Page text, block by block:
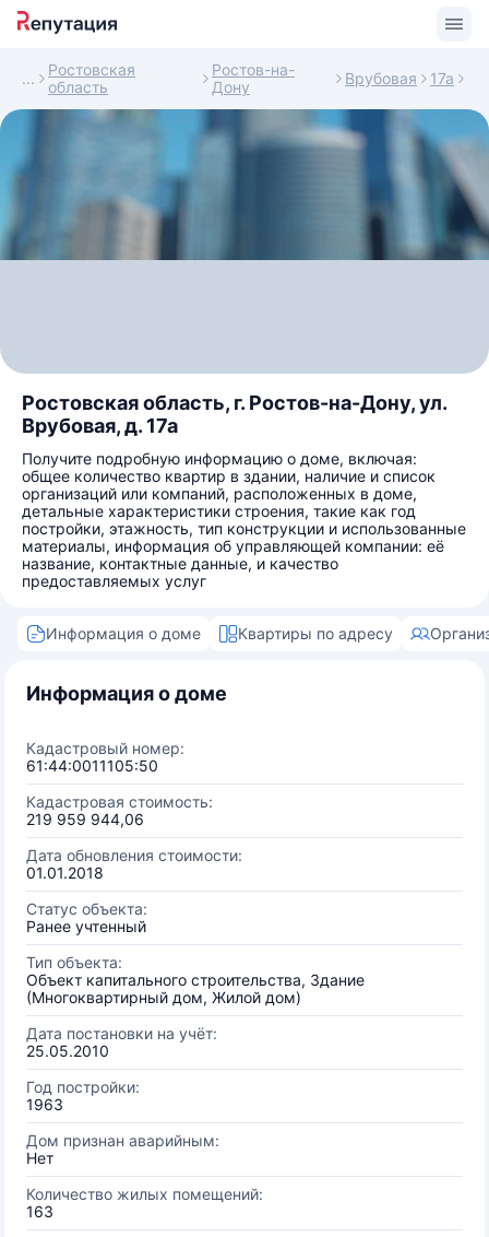
Ростовская
область
Ростов-на-
Дону
Врубовая 17а
Ростовская область, г. Ростов-на-Дону, ул.
Врубовая, д. 17а
Получите подробную информацию о доме, включая:
общее количество квартир в здании, наличие и список
организаций или компаний, расположенных в доме,
детальные характеристики строения, такие как год
постройки, этажность, тип конструкции и использованные
материалы, информация об управляющей компании: её
название, контактные данные, и качество
предоставляемых услуг
Информация о доме Квартиры по адресу
Информация о доме
Кадастровый номер:
61:44:0011105:50
Кадастровая стоимость:
219 959 944,06
Дата обновления стоимости:
01.01.2018
Статус объекта:
Ранее учтенный
Тип объекта:
Объект капитального строительства, Здание
(Многоквартирный дом, Жилой дом)
Дата постановки на учёт:
25.05.2010
Год постройки:
1963
Дом признан аварийным:
Нет
Количество жилых помещений:
163